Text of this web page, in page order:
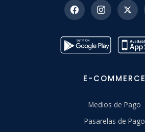
E-COMMERCE
Medios de Pago
Pasarelas de Pago